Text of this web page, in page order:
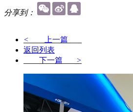
分享到：
< 上一篇
返回列表
下一篇 >